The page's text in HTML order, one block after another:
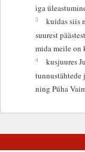
iga
3
kuidas siis
suurest
mida meile on
4
kusjuures
tunnustähtede
ning Püha